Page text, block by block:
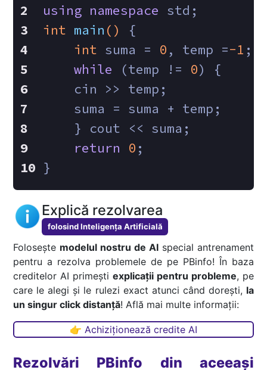
using namespace std;
int main ()
{
int suma = 0 , temp =-1 ;
while (temp != 0) {
    cin >> temp;
    suma = suma + temp;
    } cout << suma;
return
0 ;
}
Explică rezolvarea
folosind Inteligența Artificială
Folosește modelul nostru de AIspecial antrenament
pentru a rezolva problemele de pe PBinfo! În baza
creditelor AI primești explicații pentru probleme, pe
care le alegi și le rulezi exact atunci când dorești, la
un singur click distanță! Află mai multe informații:
👉 Achiziționează credite AI
Rezolvări PBinfo din aceeași